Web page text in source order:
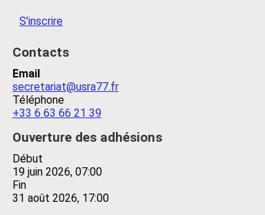
S'inscrire
Contacts
Email
secretariat@usra77.fr
Téléphone
+33 6 63 66 21 39
Ouverture des adhésions
Début
19 juin 2026, 07:00
Fin
31 août 2026, 17:00